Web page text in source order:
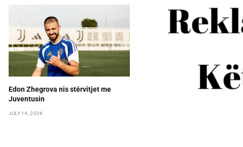
Edon Zhegrova nis stërvitjet me
Juventusin
JULY 14, 2026